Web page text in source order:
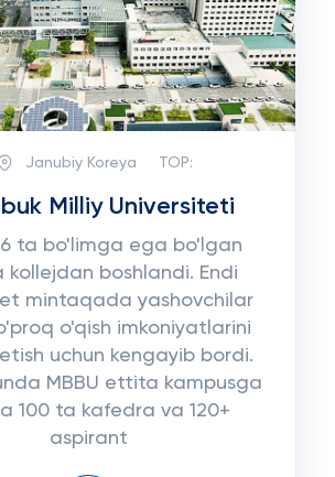
Janubiy Koreya TOP:
Milliy Universiteti
ta bo'limga ega bo'lgan
kollejdan boshlandi. Endi
mintaqada yashovchilar
o'qish imkoniyatlarini
uchun kengayib bordi.
MBBU ettita kampusga
100 ta kafedra va 120+
aspirant